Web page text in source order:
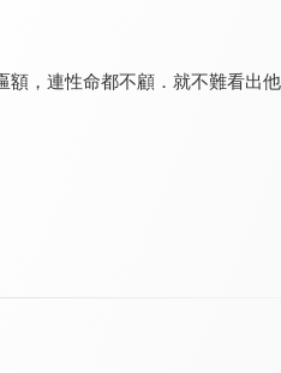
，連性命都不顧．就不難看出